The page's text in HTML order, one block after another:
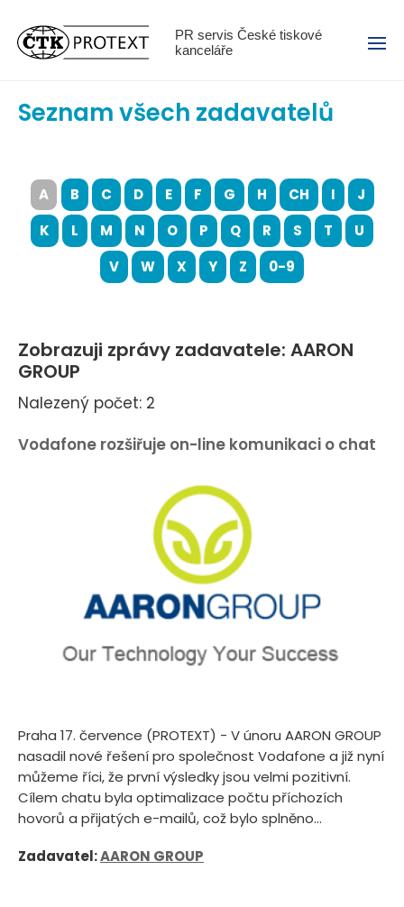
PR servis České tiskové
kanceláře
Menu
Seznam všech zadavatelů
A B C D E F G H CH I
J
K
L M N O P Q R S T
U
V
W X Y Z 0-9
Zobrazuji zprávy zadavatele: AARON
GROUP
Nalezený počet: 2
Vodafone rozšiřuje on-line komunikaci o chat
Praha 17. července (PROTEXT) - V únoru AARON GROUP
nasadil nové řešení pro společnost Vodafone a již nyní
můžeme říci, že první výsledky jsou velmi pozitivní.
Cílem chatu byla optimalizace počtu příchozích
hovorů a přijatých e-mailů, což bylo splněno...
Zadavatel:AARON GROUP